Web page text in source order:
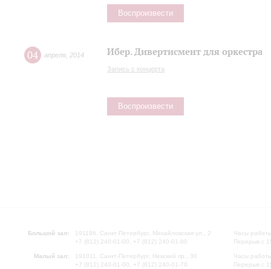
Воспроизвести
04 апреля 2014 Ибер. Дивертисмент для оркестра
Запись с концерта
Воспроизвести
Большой зал:
191186, Санкт-Петербург, Михайловская ул., 2
+7 (812) 240-01-00, +7 (812) 240-01-80
Малый зал:
191011, Санкт-Петербург, Невский пр., 30
+7 (812) 240-01-00, +7 (812) 240-01-70
Часы
Перерыв с
Часы
Перерыв с